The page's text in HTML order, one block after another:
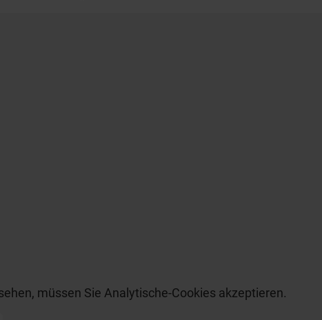
müssen Sie Analytische-Cookies akzeptieren.